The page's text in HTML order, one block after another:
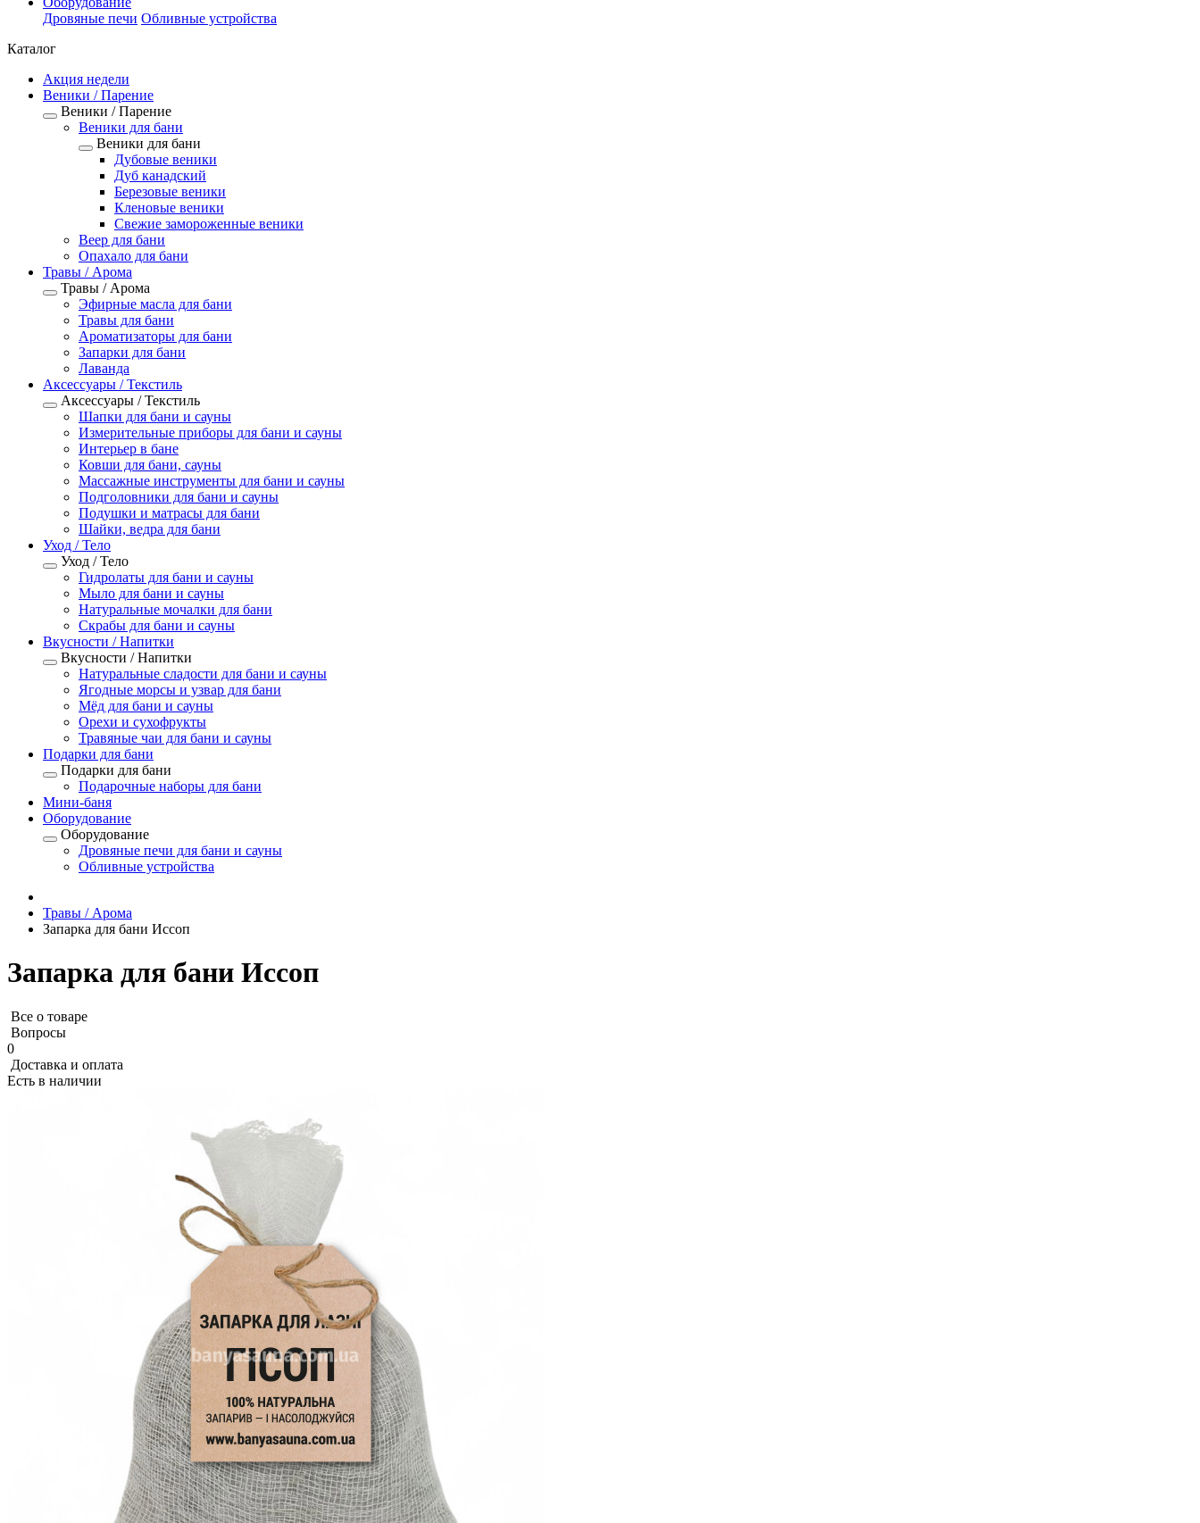
Дровяные печи Обливные устройства
Каталог
Акция недели
Веники / Парение
Веники / Парение
Веники для бани
Веники для бани
Дубовые веники
Дуб канадский
Березовые веники
Кленовые веники
Свежие замороженные веники
Веер для бани
Опахало для бани
Травы / Арома
Травы / Арома
Эфирные масла для бани
Травы для бани
Ароматизаторы для бани
Запарки для бани
Лаванда
Аксессуары / Текстиль
Аксессуары / Текстиль
Шапки для бани и сауны
Измерительные приборы для бани и сауны
Интерьер в бане
Ковши для бани, сауны
Массажные инструменты для бани и сауны
Подголовники для бани и сауны
Подушки и матрасы для бани
Шайки, ведра для бани
Уход / Тело
Уход / Тело
Гидролаты для бани и сауны
Мыло для бани и сауны
Натуральные мочалки для бани
Скрабы для бани и сауны
Вкусности / Напитки
Вкусности / Напитки
Натуральные сладости для бани и сауны
Ягодные морсы и узвар для бани
Мёд для бани и сауны
Орехи и сухофрукты
Травяные чаи для бани и сауны
Подарки для бани
Подарки для бани
Подарочные наборы для бани
Мини-баня
Оборудование
Оборудование
Дровяные печи для бани и сауны
Обливные устройства
Травы / Арома
Запарка для бани Иссоп
Запарка для бани Иссоп
Все о товаре
Вопросы
0
Доставка и оплата
Есть в наличии